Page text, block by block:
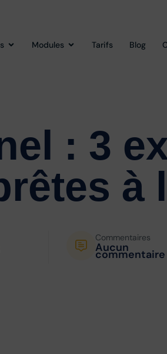
Modules Tarifs Blog
: 3
à
Commentaires
Aucun
commentaire